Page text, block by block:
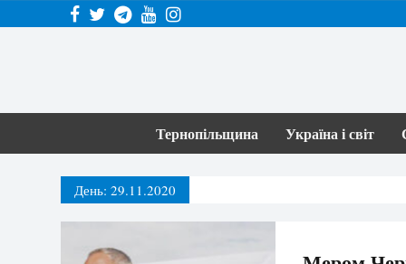
Тернопільщина Україна і світ
День: 29.11.2020